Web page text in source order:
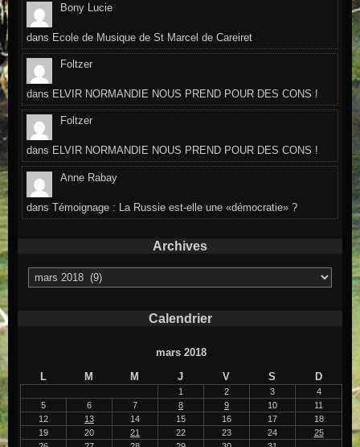
Bony Lucie
dans Ecole de Musique de St Marcel de Careiret
Foltzer
dans ELVIR NORMANDIE NOUS PREND POUR DES CONS !
Foltzer
dans ELVIR NORMANDIE NOUS PREND POUR DES CONS !
Anne Rabay
dansTémoignage : La Russie est-elle une «démocratie» ?
Archives
Archives
Calendrier
mars 2018
L
M M J V S D
1 2 3
4
5
6 7 8 9 10
11
12
13 14 15 16 17
18
19
20 21 22 23 24
25